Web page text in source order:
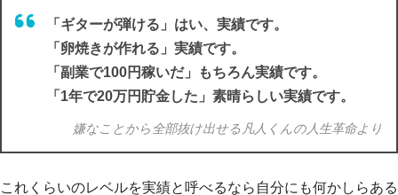
「ギターが弾ける」はい、実績です。
「卵焼きが作れる」実績です。
「副業で100円稼いだ」もちろん実績です。
「1年で20万円貯金した」素晴らしい実績です。
嫌なことから全部抜け出せる凡人くんの人生革命より
これくらいのレベルを実績と呼べるなら自分にも何かしらある